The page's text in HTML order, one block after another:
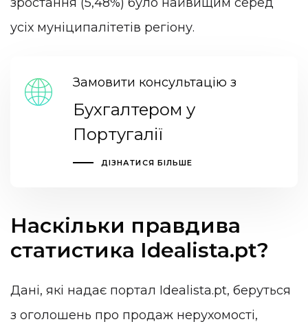
усіх муніципалітетів регіону.
Замовити консультацію з
Бухгалтером у
Португалії
ДІЗНАТИСЯ БІЛЬШЕ
Наскільки правдива
статистика Idealista.pt?
Дані, які надає портал Idealista.pt, беруться
з оголошень про продаж нерухомості,